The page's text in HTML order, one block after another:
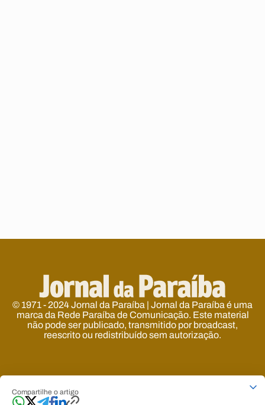
Compartilhe o artigo
© 1971 - 2024 Jornal da Paraíba | Jornal da Paraíba é uma
marca da Rede Paraíba de Comunicação. Este material
não pode ser publicado, transmitido por broadcast,
reescrito ou redistribuído sem autorização.